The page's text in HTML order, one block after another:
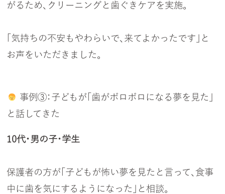
がるため、クリーニングと歯ぐきケアを実施。
「気持ちの不安もやわらいで、来てよかったです」と
お声をいただきました。
事例③：子どもが「歯がボロボロになる夢を見た」
と話してきた
10代・男の子・学生
保護者の方が「子どもが怖い夢を見たと言って、食事
中に歯を気にするようになった」と相談。